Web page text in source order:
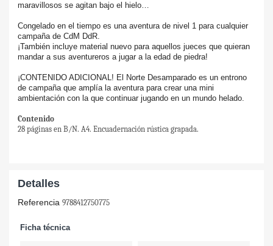
maravillosos se agitan bajo el hielo…
Congelado en el tiempo es una aventura de nivel 1 para cualquier
campaña de CdM DdR.
¡También incluye material nuevo para aquellos jueces que quieran
mandar a sus aventureros a jugar a la edad de piedra!
¡CONTENIDO ADICIONAL! El Norte Desamparado es un entrono
de campaña que amplía la aventura para crear una mini
ambientación con la que continuar jugando en un mundo helado.
Contenido
28 páginas en B/N. A4. Encuadernación rústica grapada.
Detalles
Referencia 9788412750775
Ficha técnica